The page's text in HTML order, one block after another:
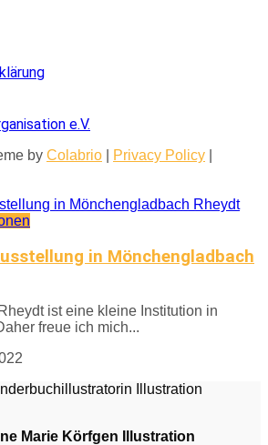
e.V.
by Colabrio Privacy Policy
in Mönchengladbach
ist eine kleine Institution in
freue ich mich...
Marie Körfgen Illustration